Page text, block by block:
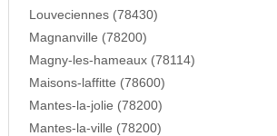
Louveciennes (78430)
Magnanville (78200)
Magny-les-hameaux (78114)
Maisons-laffitte (78600)
Mantes-la-jolie (78200)
Mantes-la-ville (78200)